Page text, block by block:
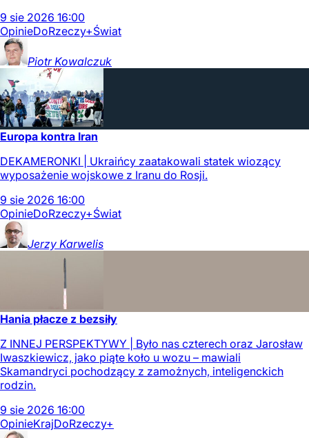
9 sie 2026 16:00
OpinieDoRzeczy+Świat
Piotr Kowalczuk
Europa kontra Iran
DEKAMERONKI | Ukraińcy zaatakowali statek wiozący
wyposażenie wojskowe z Iranu do Rosji.
9 sie 2026 16:00
OpinieDoRzeczy+Świat
Jerzy Karwelis
Hania płacze z bezsiły
Z INNEJ PERSPEKTYWY | Było nas czterech oraz Jarosław
Iwaszkiewicz, jako piąte koło u wozu – mawiali
Skamandryci pochodzący z zamożnych, inteligenckich
rodzin.
9 sie 2026 16:00
OpinieKrajDoRzeczy+